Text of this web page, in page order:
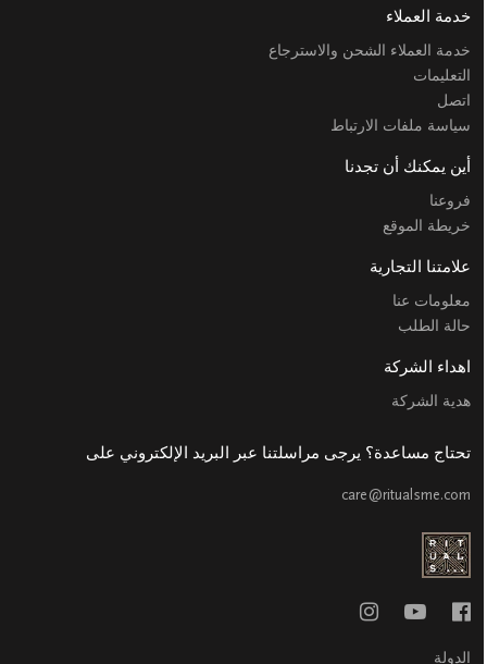
خدمة العملاء
خدمة العملاء الشحن والاسترجاع
التعليمات
اتصل
سياسة ملفات الارتباط
أين يمكنك أن تجدنا
فروعنا
خريطة الموقع
علامتنا التجارية
معلومات عنا
حالة الطلب
اهداء الشركة
هدية الشركة
تحتاج مساعدة؟ يرجى مراسلتنا عبر البريد الإلكتروني على
care@ritualsme.com
الدولة